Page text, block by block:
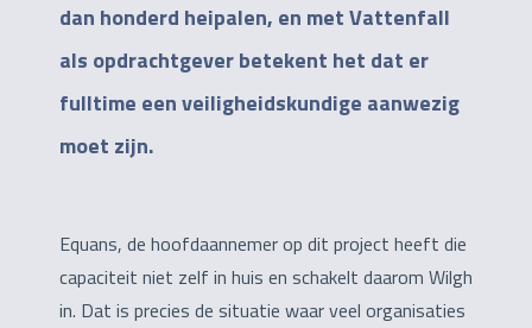
dan honderd heipalen, en met Vattenfall
als opdrachtgever betekent het dat er
fulltime een veiligheidskundige aanwezig
moet zijn.
Equans, de hoofdaannemer op dit project heeft die
capaciteit niet zelf in huis en schakelt daarom Wilgh
in. Dat is precies de situatie waar veel organisaties